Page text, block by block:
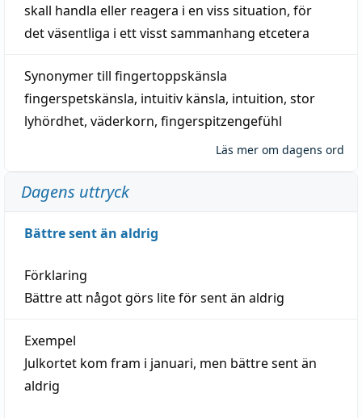
skall handla eller reagera i en viss situation, för
det väsentliga i ett visstsammanhang etcetera
Synonymer till fingertoppskänsla
fingerspetskänsla, intuitiv känsla, intuition, stor
lyhördhet, väderkorn, fingerspitzengefühl
Läs mer om dagens ord
Dagens uttryck
Bättre sent än aldrig
Förklaring
Bättre att något görs lite för sent än aldrig
Exempel
Julkortet kom fram i januari, men bättre sent än
aldrig